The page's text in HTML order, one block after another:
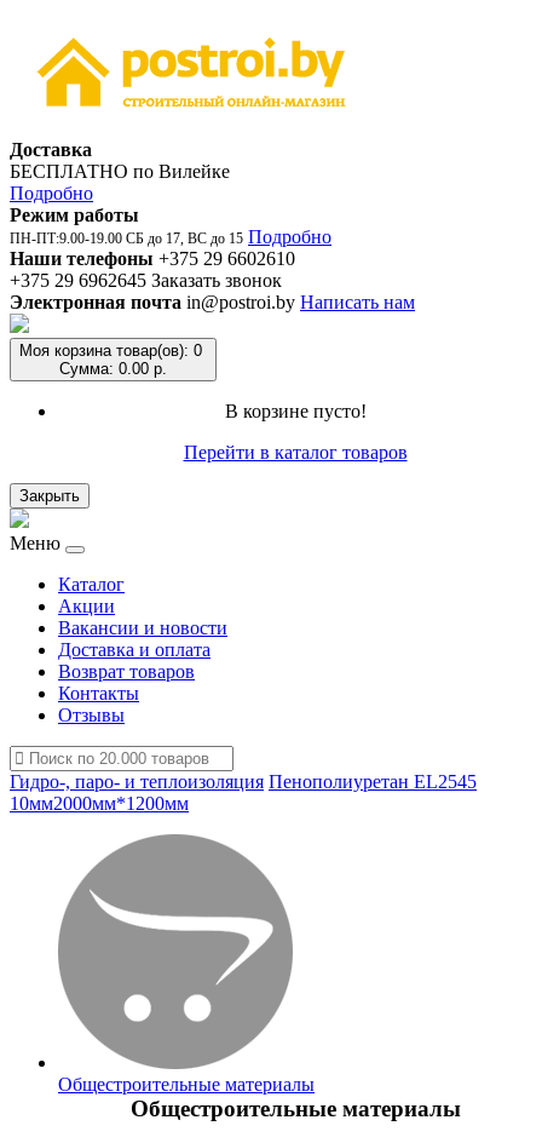
Доставка
БЕСПЛАТНО по Вилейке
Подробно
Режим работы
ПН-ПТ:9.00-19.00 СБ до 17, ВС до 15 Подробно
Наши телефоны +375 29 6602610
+375 29 6962645 Заказать звонок
Электронная почта in@postroi.by Написать нам
Моя корзина товар(ов): 0
Сумма: 0.00 р.
В корзине пусто!
Перейти в каталог товаров
Закрыть
Меню
Каталог
Акции
Вакансии и новости
Доставка и оплата
Возврат товаров
Контакты
Отзывы
Гидро-, паро- и теплоизоляция Пенополиуретан EL2545
10мм2000мм*1200мм
Общестроительные материалы
Общестроительные материалы